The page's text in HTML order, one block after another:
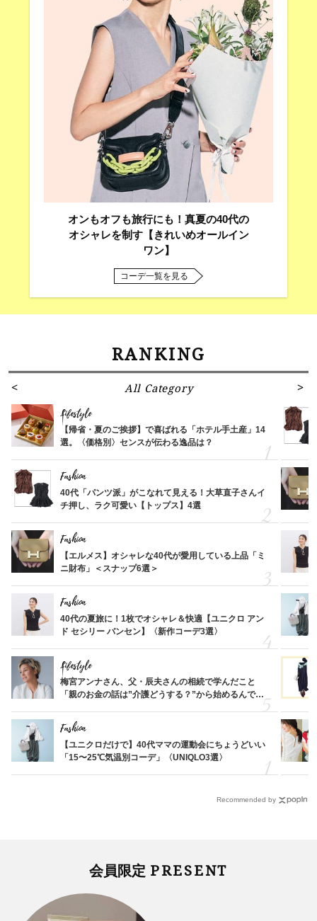
オンもオフも旅行にも！真夏の40代の
オシャレを制す【きれいめオールイン
ワン】
コーデ一覧を見る
RANKING
All Category
Lifestyle
【帰省・夏のご挨拶】で喜ばれる「ホテル手土産」14
選。〈価格別〉センスが伝わる逸品は？
Fashion
40代「パンツ派」がこなれて見える！大草直子さんイ
チ押し、ラク可愛い【トップス】4選
Fashion
【エルメス】オシャレな40代が愛用している上品「ミ
ニ財布」＜スナップ6選＞
Fashion
40代の夏旅に！1枚でオシャレ＆快適【ユニクロ アン
ド セシリー バンセン】〈新作コーデ3選〉
Lifestyle
梅宮アンナさん、父・辰夫さんの相続で学んだこと
「親のお金の話は”介護どうする？”から始めるんで
Fashion
【ユニクロだけで】40代ママの運動会にちょうどいい
「15〜25℃気温別コーデ」〈UNIQLO3選〉
Recommended by
会員限定 PRESENT